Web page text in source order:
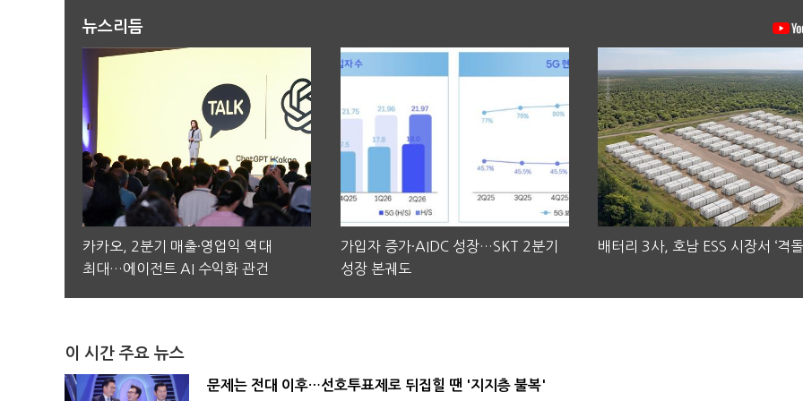
뉴스리듬
카카오, 2분기 매출·영업익 역대
최대…에이전트 AI 수익화 관건
가입자 증가·AIDC 성장…SKT 2분기
성장 본궤도
배터리 3사, 호남 ESS 시장서 ‘격돌
이 시간 주요 뉴스
문제는 전대 이후…선호투표제로 뒤집힐 땐 '지지층 불복'